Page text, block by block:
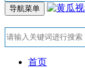
导航菜单
首页